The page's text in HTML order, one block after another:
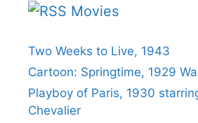
Movies
Two Weeks to Live, 1943
Cartoon: Springtime, 1929
Playboy of Paris, 1930
Chevalier